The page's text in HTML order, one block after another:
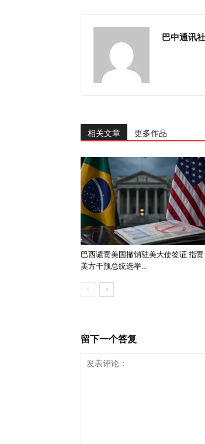
巴中通讯社
相关文章 更多作品
巴西谴责美国撤销驻美大使签证 指责
美方干预总统选举...
留下一个答复